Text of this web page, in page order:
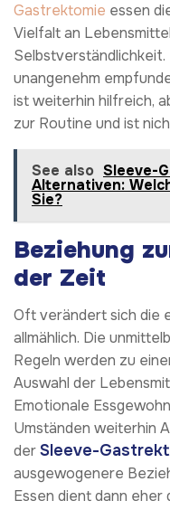
Gastrektomie essen
Vielfalt an
Selbstverständlichkeit.
unangenehm
ist weiterhin hilfreich,
zur Routine und ist
See also Sleeve-
Alternativen:
Sie?
Beziehung
der Zeit
Oft verändert sich die
allmählich. Die
Regeln werden zu
Auswahl der
Emotionale
Umständen weiterhin
derSleeve-
ausgewogenere
Essen dient dann eher